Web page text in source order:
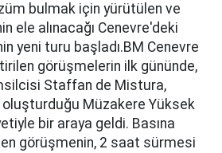
bulmak için yürütülen ve
ele alınacağı Cenevre'deki
yeni turu başladı.BM Cenevre
görüşmelerin ilk gününde,
Staffan de Mistura,
Müzakere Yüksek
bir araya geldi. Basına
görüşmenin, 2 saat sürmesi